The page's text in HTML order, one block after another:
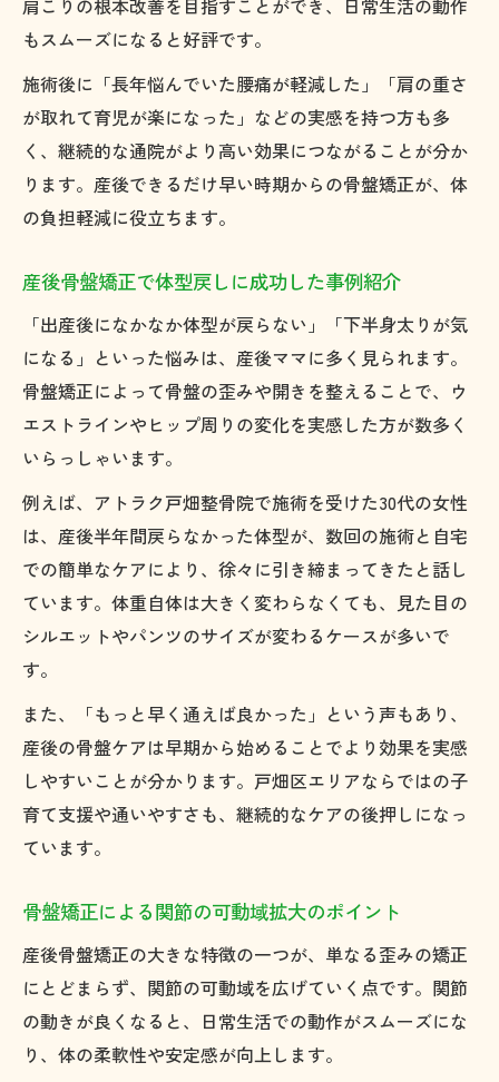
肩こりの根本改善を目指すことができ、日常生活の動作
もスムーズになると好評です。
施術後に「長年悩んでいた腰痛が軽減した」「肩の重さ
が取れて育児が楽になった」などの実感を持つ方も多
く、継続的な通院がより高い効果につながることが分か
ります。産後できるだけ早い時期からの骨盤矯正が、体
の負担軽減に役立ちます。
産後骨盤矯正で体型戻しに成功した事例紹介
「出産後になかなか体型が戻らない」「下半身太りが気
になる」といった悩みは、産後ママに多く見られます。
骨盤矯正によって骨盤の歪みや開きを整えることで、ウ
エストラインやヒップ周りの変化を実感した方が数多く
いらっしゃいます。
例えば、アトラク戸畑整骨院で施術を受けた30代の女性
は、産後半年間戻らなかった体型が、数回の施術と自宅
での簡単なケアにより、徐々に引き締まってきたと話し
ています。体重自体は大きく変わらなくても、見た目の
シルエットやパンツのサイズが変わるケースが多いで
す。
また、「もっと早く通えば良かった」という声もあり、
産後の骨盤ケアは早期から始めることでより効果を実感
しやすいことが分かります。戸畑区エリアならではの子
育て支援や通いやすさも、継続的なケアの後押しになっ
ています。
骨盤矯正による関節の可動域拡大のポイント
産後骨盤矯正の大きな特徴の一つが、単なる歪みの矯正
にとどまらず、関節の可動域を広げていく点です。関節
の動きが良くなると、日常生活での動作がスムーズにな
り、体の柔軟性や安定感が向上します。